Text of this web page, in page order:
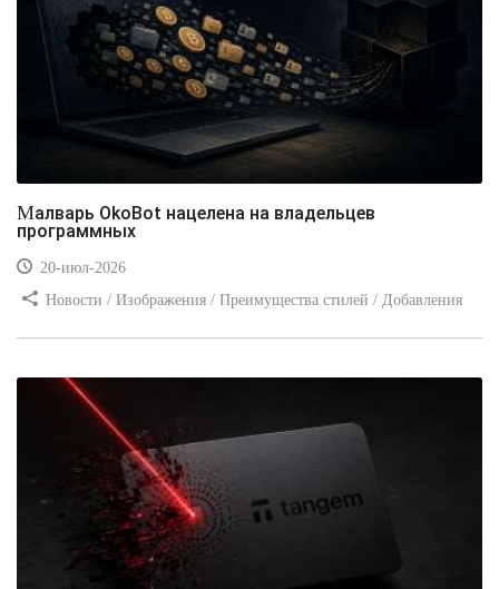
Малварь OkoBot нацелена на владельцев
программных
20-июл-2026
Новости / Изображения / Преимущества стилей / Добавления